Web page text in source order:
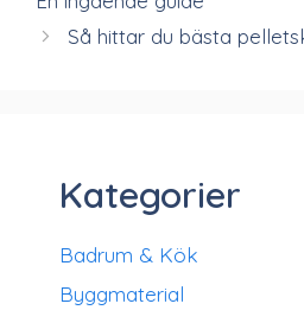
Så hittar du bästa
Kategorier
Badrum & Kök
Byggmaterial